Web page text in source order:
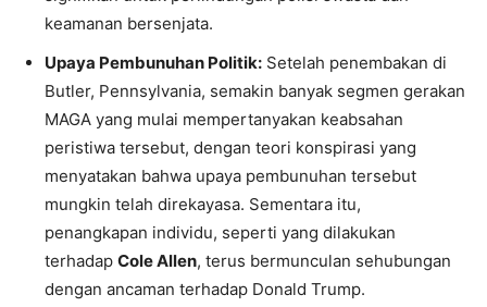
keamanan bersenjata.
Upaya Pembunuhan Politik: Setelah penembakan di
Butler, Pennsylvania, semakin banyak segmen gerakan
MAGA yang mulai mempertanyakan keabsahan
peristiwa tersebut, dengan teori konspirasi yang
menyatakan bahwa upaya pembunuhan tersebut
mungkin telah direkayasa. Sementara itu,
penangkapan individu, seperti yang dilakukan
terhadap Cole Allen, terus bermunculan sehubungan
dengan ancaman terhadap Donald Trump.